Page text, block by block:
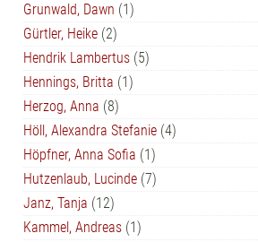
Grunwald, Dawn (1)
Gürtler, Heike (2)
Hendrik Lambertus (5)
Hennings, Britta (1)
Herzog, Anna (8)
Höll, Alexandra Stefanie (4)
Höpfner, Anna Sofia (1)
Hutzenlaub, Lucinde (7)
Janz, Tanja (12)
Kammel, Andreas (1)